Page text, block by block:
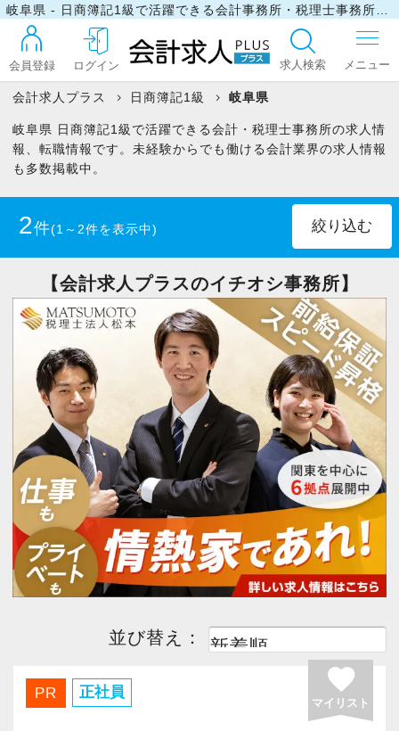
会員登録 ログイン 求人検索
ログイン
マイリスト
お問い合わせ
今すぐ会員登録
PC版サイトを見る
採用ご担当者様
会計求人プラス 日商簿記1級 岐阜県
岐阜県 日商簿記1級で活躍できる会計・税理士事務所の求人情
報、転職情報です。未経験からでも働ける会計業界の求人情報
も多数掲載中。
2件(1～2件を表示中)
正社員(1) パート・アルバイト(1)
【会計求人プラスのイチオシ事務所】
並び替え：
PR 正社員 favorite
マイリスト